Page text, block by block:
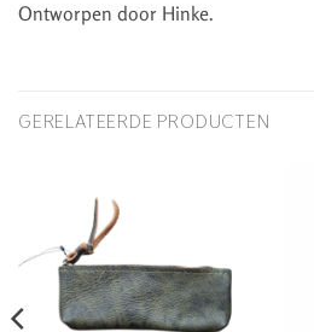
Ontworpen door Hinke.
GERELATEERDE PRODUCTEN